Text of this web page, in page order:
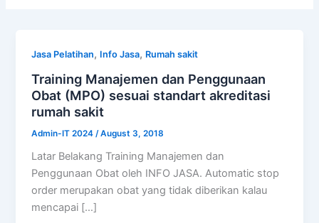
Jasa Pelatihan, Info Jasa, Rumah sakit
Training Manajemen dan Penggunaan
Obat (MPO) sesuai standart akreditasi
rumah sakit
Admin-IT 2024 /August 3, 2018
Latar Belakang Training Manajemen dan
Penggunaan Obat oleh INFO JASA. Automatic stop
order merupakan obat yang tidak diberikan kalau
mencapai […]